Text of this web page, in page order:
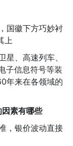
国徽下方巧妙衬
上
、高速列车、
子信息符号等装
年来在各领域的
素有哪些
，银价波动直接